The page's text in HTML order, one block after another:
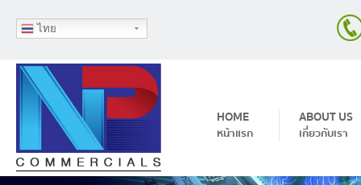
ไทย
HOME
หน้าแรก
ABOUT US
เกี่ยวกับเรา